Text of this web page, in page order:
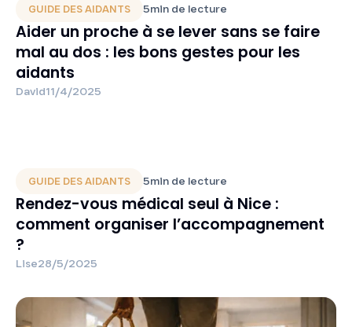
GUIDE DES AIDANTS 5min de lecture
Aider un proche à se lever sans se faire
mal au dos : les bons gestes pour les
aidants
David11/4/2025
GUIDE DES AIDANTS 5min de lecture
Rendez-vous médical seul à Nice :
comment organiser l’accompagnement
?
Lise28/5/2025